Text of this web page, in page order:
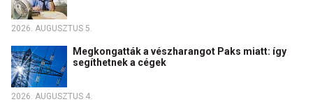
2026. AUGUSZTUS 5.
Megkongatták a vészharangot Paks miatt: így
segíthetnek a cégek
2026. AUGUSZTUS 4.